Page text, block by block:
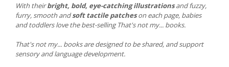
With theirbright, bold, eye-catching illustrationsand fuzzy,
furry, smooth andsoft tactile patcheson each page, babies
and toddlers love the best-selling That's not my... books.
That's not my... books are designed to be shared, and support
sensory and language development.